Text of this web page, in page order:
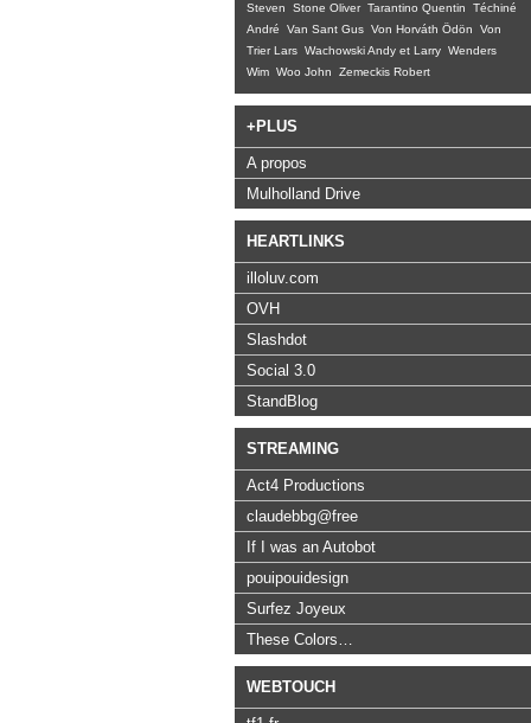
Steven
Stone Oliver Tarantino Quentin
Téchiné
André
Van Sant Gus Von Horváth Ödön
Von
Trier Lars Wachowski Andy et Larry Wenders
Wim Woo John Zemeckis Robert
+PLUS
A propos
Mulholland Drive
HEARTLINKS
illoluv.com
OVH
Slashdot
Social 3.0
StandBlog
STREAMING
Act4 Productions
claudebbg@free
If I was an Autobot
pouipouidesign
Surfez Joyeux
These Colors…
WEBTOUCH